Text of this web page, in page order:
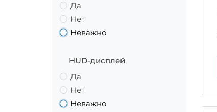
Да
Нет
Неважно
HUD-дисплей
Да
Нет
Неважно